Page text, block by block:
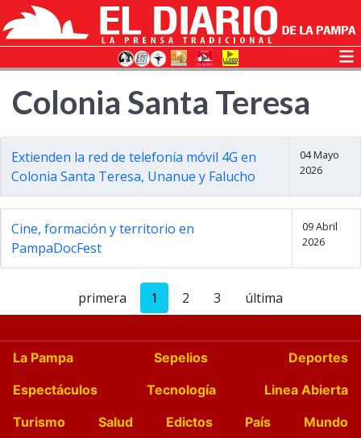
Colonia Santa Teresa
Extienden la red de telefonía móvil 4G en
Colonia Santa Teresa, Unanue y Falucho
04 Mayo
2026
Cine, formación y territorio en
PampaDocFest
09 Abril
2026
primera 1 2 3 última
La Pampa Sepelios
Deportes
Espectáculos
Tecnología
Linea Abierta
Turismo
Salud Edictos País
Mundo